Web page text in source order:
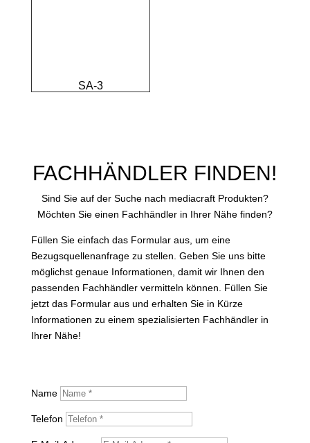
SA-3
FACHHÄNDLER FINDEN!
Sind Sie auf der Suche nach mediacraft Produkten?
Möchten Sie einen Fachhändler in Ihrer Nähe finden?
Füllen Sie einfach das Formular aus, um eine
Bezugsquellenanfrage zu stellen. Geben Sie uns bitte
möglichst genaue Informationen, damit wir Ihnen den
passenden Fachhändler vermitteln können. Füllen Sie
jetzt das Formular aus und erhalten Sie in Kürze
Informationen zu einem spezialisierten Fachhändler in
Ihrer Nähe!
Name
Telefon